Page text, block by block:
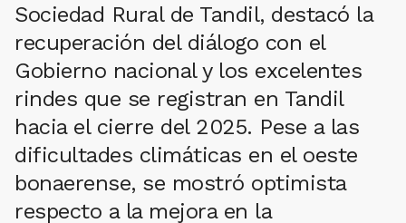
Sociedad Rural de Tandil, destacó la
recuperación del diálogo con el
Gobierno nacional y los excelentes
rindes que se registran en Tandil
hacia el cierre del 2025. Pese a las
dificultades climáticas en el oeste
bonaerense, se mostró optimista
respecto a la mejora en la